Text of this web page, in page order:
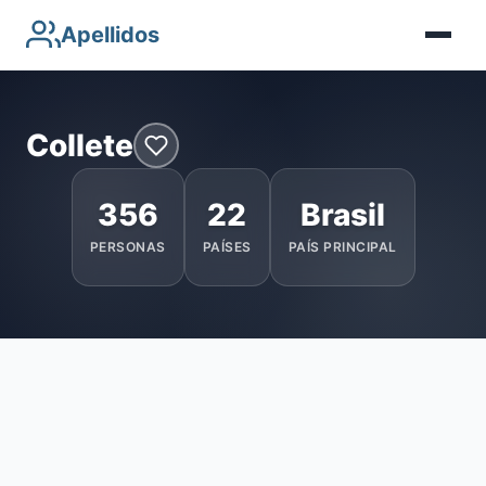
Apellidos
Collete
356
PERSONAS
22
PAÍSES
Brasil
PAÍS PRINCIPAL